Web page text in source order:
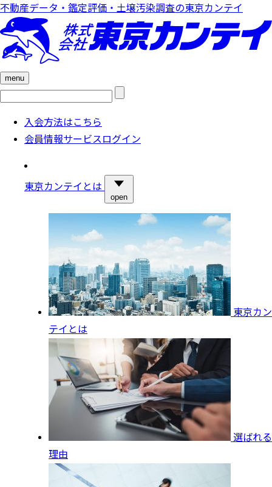
不動産データ・鑑定評価・土壌汚染調査の東京カンテイ
menu
検
入会方法はこちら
会員情報サービスログイン
東京カンテイとは
open
東京カン
テイとは
選ばれる
理由